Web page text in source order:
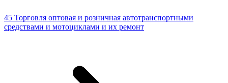
45 Торговля оптовая и розничная автотранспортными
средствами и мотоциклами и их ремонт